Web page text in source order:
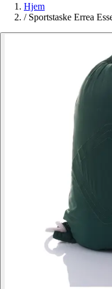
Hjem
/ Sportstaske Errea